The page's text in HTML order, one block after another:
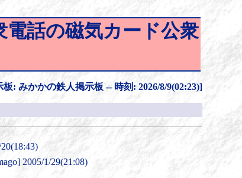
話の磁気カード公衆
板: みかかの鉄人掲示板 -- 時刻: 2026/8/9(02:23)]
2005/1/29(21:08)